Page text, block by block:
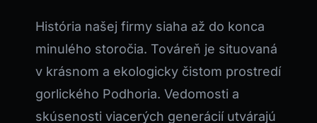
História našej firmy siaha až do konca
minulého storočia. Továreň je situovaná
v krásnom a ekologicky čistom prostredí
gorlického Podhoria. Vedomosti a
skúsenosti viacerých generácií utvárajú